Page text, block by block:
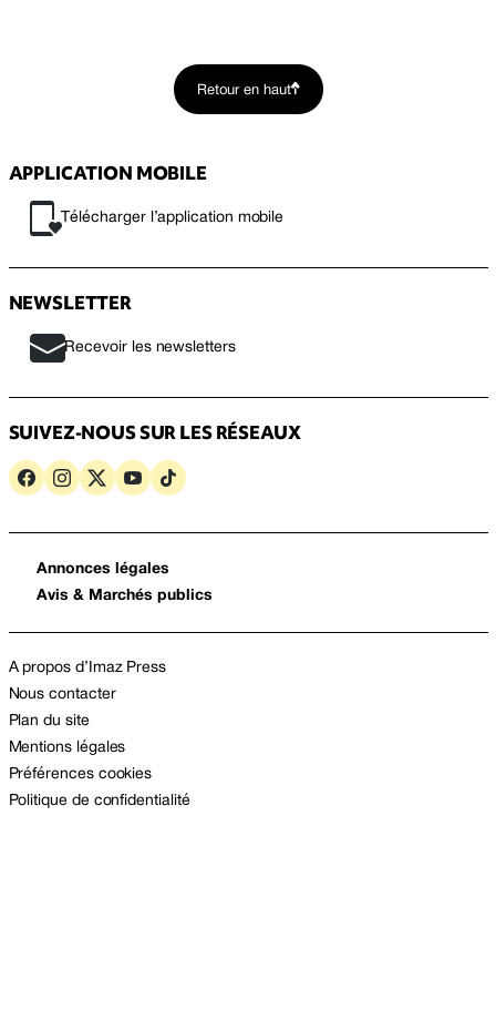
Retour en haut
APPLICATION MOBILE
Télécharger l’application mobile
NEWSLETTER
Recevoir les newsletters
SUIVEZ-NOUS SUR LES RÉSEAUX
Annonces légales
Avis & Marchés publics
A propos d’Imaz Press
Nous contacter
Plan du site
Mentions légales
Préférences cookies
Politique de confidentialité